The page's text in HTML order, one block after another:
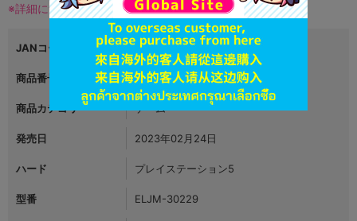
※詳細につきましてはコチラ
JANコード 4988601011495
商品番号 L04911186
商品カテゴリ ゲーム
発売日 2023年02月24日
ハード プレイステーション5
型番 ELJM-30229